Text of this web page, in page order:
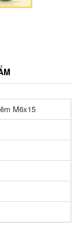
M6x15